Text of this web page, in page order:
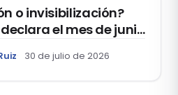
o invisibilización?
el mes de junio
Vida y la Familia”
30 de julio de 2026